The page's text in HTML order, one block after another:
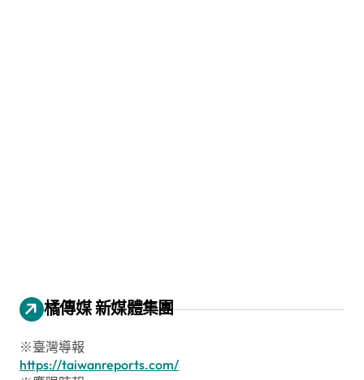
橘傳媒 新媒體集團
※臺灣導報
https://taiwanreports.com/